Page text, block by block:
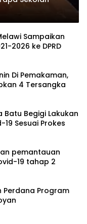
Sampaikan
2026 ke DPRD
Di Pemakaman,
4 Tersangka
Batu Begigi Lakukan
Sesuai Prokes
pemantauan
19 tahap 2
Perdana Program